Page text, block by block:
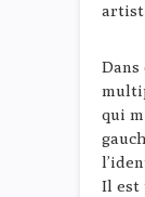
Dans
qui
Il est